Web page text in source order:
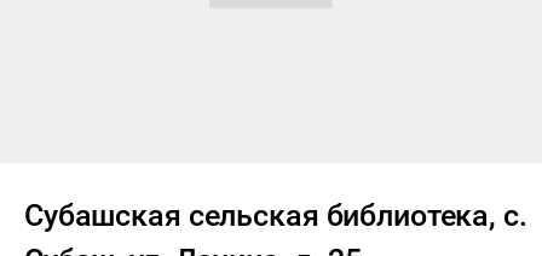
Субашская сельская библиотека, с.